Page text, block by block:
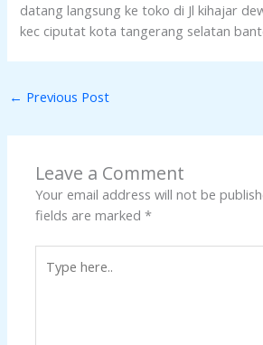
datang langsung ke toko di Jl kihajar
kec ciputat kota tangerang selatan
← Previous Post
Leave a Comment
Your email address will not be
fields are marked*
here..